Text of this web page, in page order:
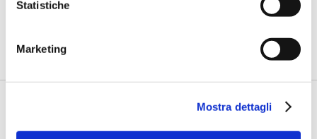
Statistiche
Marketing
Mostra dettagli
I proof of concept
qualità ...